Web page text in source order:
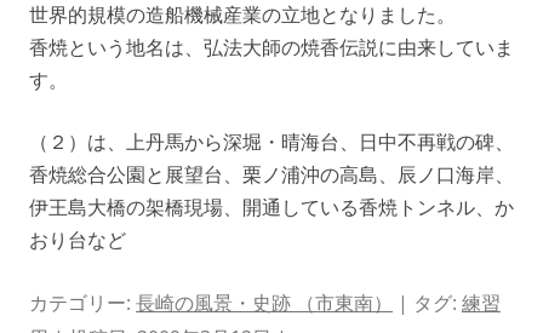
世界的規模の造船機械産業の立地となりました。
香焼という地名は、弘法大師の焼香伝説に由来していま
す。
（２）は、上丹馬から深堀・晴海台、日中不再戦の碑、
香焼総合公園と展望台、栗ノ浦沖の高島、辰ノ口海岸、
伊王島大橋の架橋現場、開通している香焼トンネル、か
おり台など
カテゴリー: 長崎の風景・史跡 （市東南） | タグ: 練習